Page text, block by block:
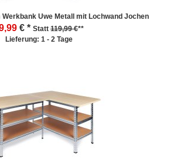
Uwe Metall mit Lochwand Jochen
€ * Statt 119,99 €**
Lieferung: 1 - 2 Tage